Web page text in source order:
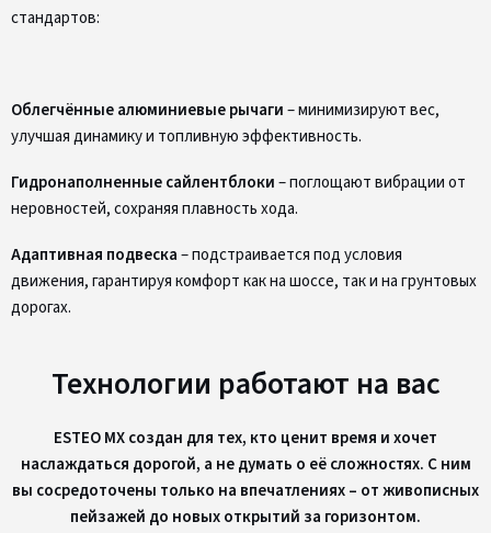
стандартов:
Облегчённые алюминиевые рычаги– минимизируют вес,
улучшая динамику и топливную эффективность.
Гидронаполненные сайлентблоки– поглощают вибрации от
неровностей, сохраняя плавность хода.
Адаптивная подвеска– подстраивается под условия
движения, гарантируя комфорт как на шоссе, так и на грунтовых
дорогах.
Технологии работают на вас
ESTEO MX создан для тех, кто ценит время и хочет
наслаждаться дорогой, а не думать о её сложностях. С ним
вы сосредоточены только на впечатлениях – от живописных
пейзажей до новых открытий за горизонтом.